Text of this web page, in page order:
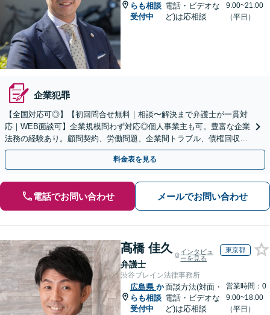
らも相談
受付中
電話・ビデオな
ど)は応相談
9:00~21:00
（平日）
企業犯罪
【全国対応可◎】【初回問合せ無料｜相談〜解決まで弁護士が一貫対
応｜WEB面談可】企業規模問わず対応◎個人事業主も可。豊富な企業
法務の経験あり。顧問契約、労働問題、企業間トラブル、債権回収、
契約書のリーガルチェック等、サポートします。
料金表を見る
電話でお問い合わせ メールでお問い合わせ
髙橋 佳久
弁護士
インタビュ
ーを見る
東京都
渋谷ブレイン法律事務所
広島県 か
らも相談
受付中
面談方法(対面・
電話・ビデオな
ど)は応相談
営業時間：0
9:00~18:00
（平日）